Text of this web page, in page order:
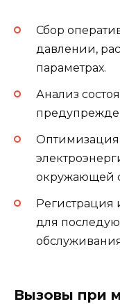
Сбор
давлении,
параметрах.
Анализ
Оптимизация
окружающей
Регистрация
для
Вызовы при